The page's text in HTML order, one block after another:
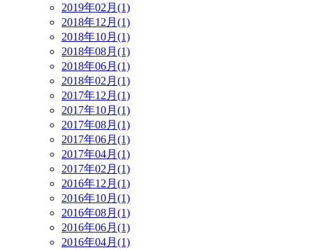
2019年02月(1)
2018年12月(1)
2018年10月(1)
2018年08月(1)
2018年06月(1)
2018年02月(1)
2017年12月(1)
2017年10月(1)
2017年08月(1)
2017年06月(1)
2017年04月(1)
2017年02月(1)
2016年12月(1)
2016年10月(1)
2016年08月(1)
2016年06月(1)
2016年04月(1)